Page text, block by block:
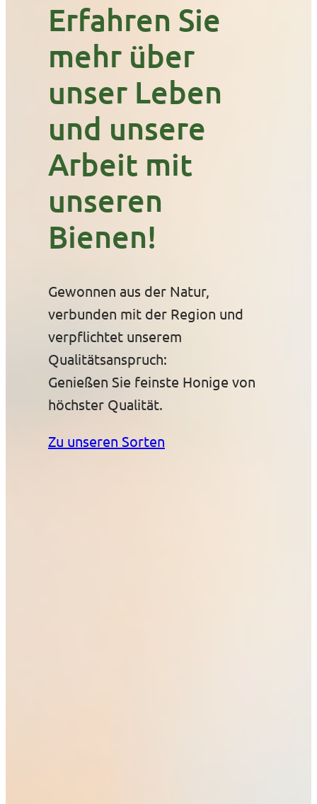
Erfahren Sie
mehr über
unser Leben
und unsere
Arbeit mit
unseren
Bienen!
Gewonnen aus der Natur,
verbunden mit der Region und
verpflichtet unserem
Qualitätsanspruch:
Genießen Sie feinste Honige von
höchster Qualität.
Zu unseren Sorten